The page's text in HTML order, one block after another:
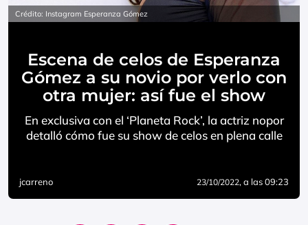
Crédito: Instagram Esperanza Gómez
Escena de celos de Esperanza
Gómez a su novio por verlo con
otra mujer: así fue el show
En exclusiva con el ‘Planeta Rock’, la actriz nopor
detalló cómo fue su show de celos en plena calle
jcarreno 23/10/2022, a las 09:23